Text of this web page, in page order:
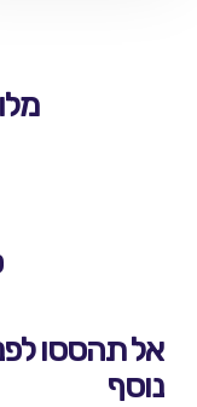
אל תהססו
נוסף